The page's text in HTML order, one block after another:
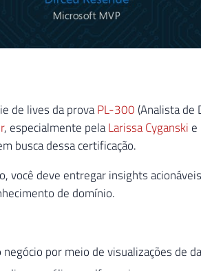
de lives da provaPL-300 (Analista de
, especialmente pelaLarissa Cyganski e
busca dessa certificação.
você deve entregar insights
de domínio.
por meio de visualizações de